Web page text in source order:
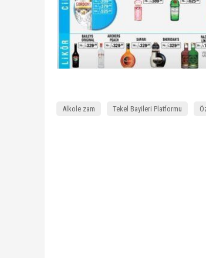
Alkole zam Tekel Bayileri Platformu